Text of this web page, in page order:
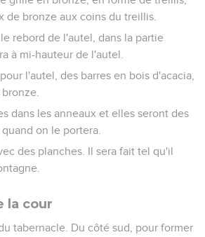
de bronze aux coins du treillis.
rebord de l'autel, dans la partie
à mi-hauteur de l'autel.
l'autel, des barres en bois d'acacia,
dans les anneaux et elles seront des
on le portera.
des planches. Il sera fait tel qu'il
la cour
tabernacle. Du côté sud, pour former